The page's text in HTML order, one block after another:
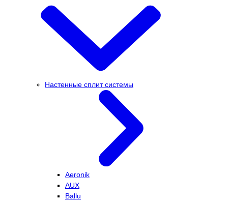
Настенные сплит системы
Aeronik
AUX
Ballu